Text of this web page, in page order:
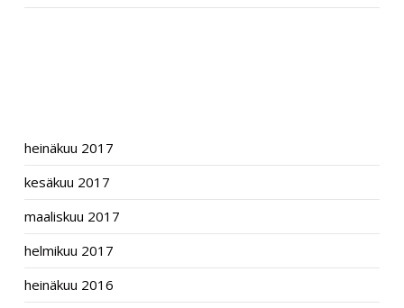
heinäkuu 2017
kesäkuu 2017
maaliskuu 2017
helmikuu 2017
heinäkuu 2016